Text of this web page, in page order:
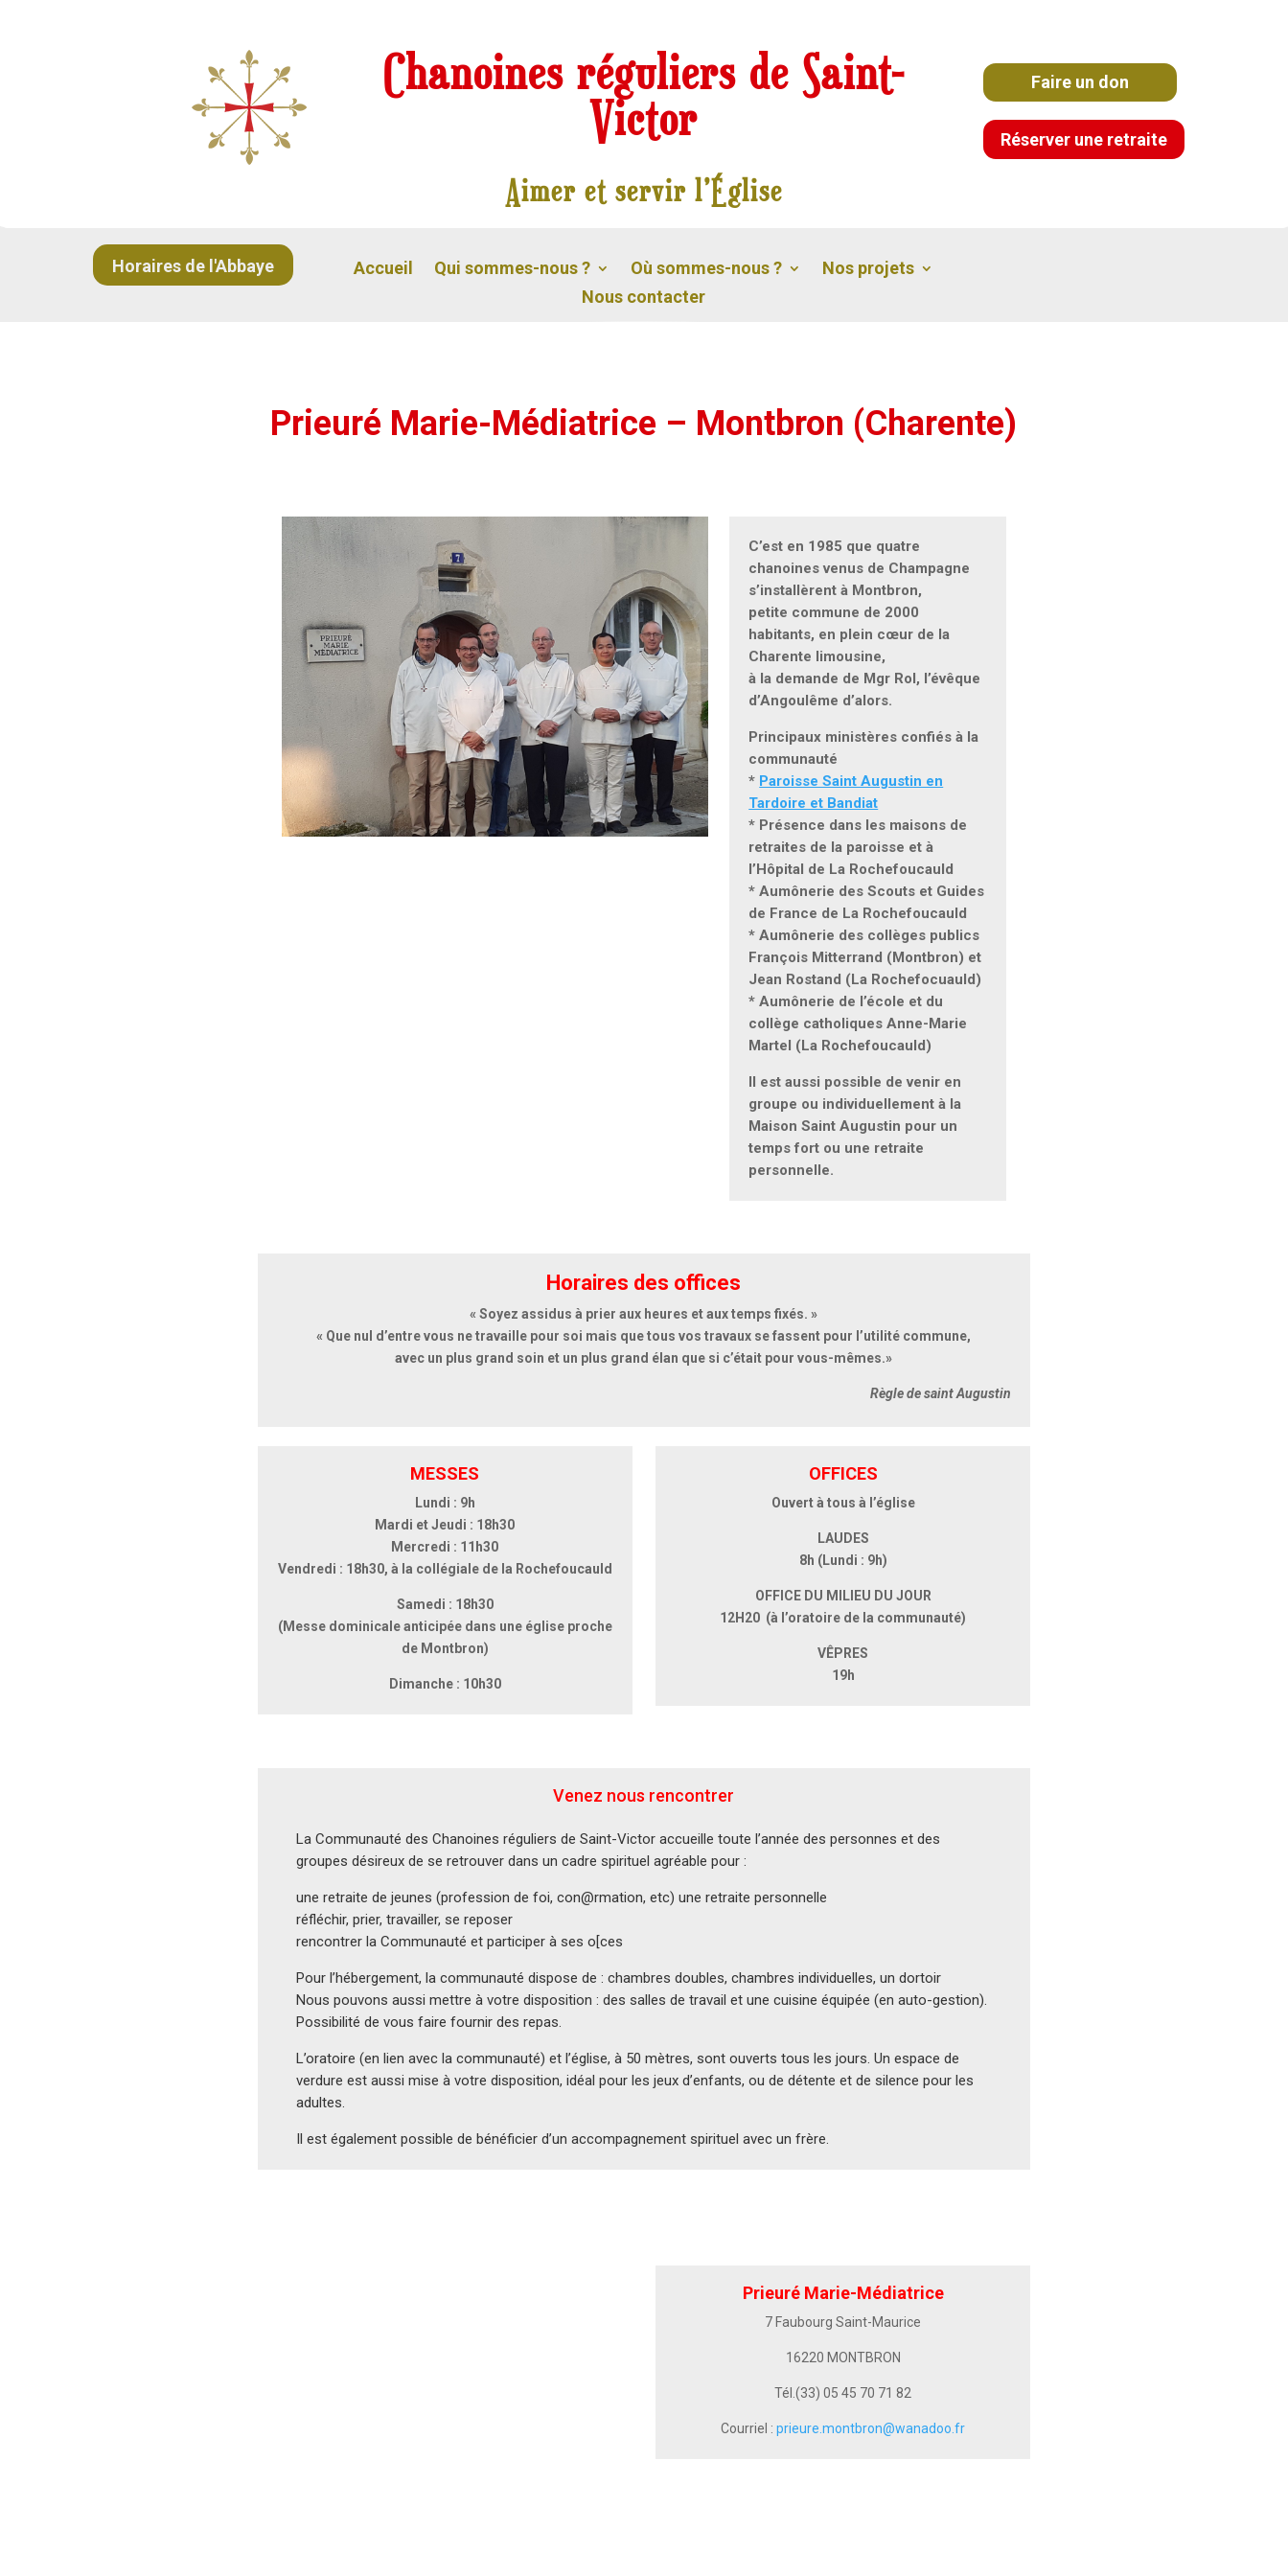
Chanoines réguliers de Saint-
Victor
Aimer et servir l’Église
Faire un don
Réserver une retraite
Horaires de l'Abbaye Accueil Qui sommes-nous ? Où sommes-nous ?
Nos projets
Nous contacter
Prieuré Marie-Médiatrice – Montbron (Charente)
C’est en 1985 que quatre
chanoines venus de Champagne
s’installèrent à Montbron,
petite commune de 2000
habitants, en plein cœur de la
Charente limousine,
à la demande de Mgr Rol, l’évêque
d’Angoulême d’alors.
Principaux ministères confiés à la
communauté
* Paroisse Saint Augustin en
Tardoire et Bandiat
* Présence dans les maisons de
retraites de la paroisse et à
l’Hôpital de La Rochefoucauld
* Aumônerie des Scouts et Guides
de France de La Rochefoucauld
* Aumônerie des collèges publics
François Mitterrand (Montbron) et
Jean Rostand (La Rochefocuauld)
* Aumônerie de l’école et du
collège catholiques Anne-Marie
Martel (La Rochefoucauld)
Il est aussi possible de venir en
groupe ou individuellement à la
Maison Saint Augustin pour un
temps fort ou une retraite
personnelle.
Horaires des offices
« Soyez assidus à prier aux heures et aux temps fixés. »
« Que nul d’entre vous ne travaille pour soi mais que tous vos travaux se fassent pour I’utilité commune,
avec un plus grand soin et un plus grand élan que si c’était pour vous-mêmes.»
Règle de saint Augustin
MESSES
Lundi : 9h
Mardi et Jeudi : 18h30
Mercredi : 11h30
Vendredi : 18h30, à la collégiale de la Rochefoucauld
Samedi : 18h30
(Messe dominicale anticipée dans une église proche
de Montbron)
Dimanche : 10h30
OFFICES
Ouvert à tous à l’église
LAUDES
8h (Lundi : 9h)
OFFICE DU MILIEU DU JOUR
12H20 (à l’oratoire de la communauté)
VÊPRES
19h
Venez nous rencontrer
La Communauté des Chanoines réguliers de Saint-Victor accueille toute l’année des personnes et des
groupes désireux de se retrouver dans un cadre spirituel agréable pour :
une retraite de jeunes (profession de foi, con@rmation, etc) une retraite personnelle
réfléchir, prier, travailler, se reposer
rencontrer la Communauté et participer à ses o[ces
Pour l’hébergement, la communauté dispose de : chambres doubles, chambres individuelles, un dortoir
Nous pouvons aussi mettre à votre disposition : des salles de travail et une cuisine équipée (en auto-gestion).
Possibilité de vous faire fournir des repas.
L’oratoire (en lien avec la communauté) et l’église, à 50 mètres, sont ouverts tous les jours. Un espace de
verdure est aussi mise à votre disposition, idéal pour les jeux d’enfants, ou de détente et de silence pour les
adultes.
Il est également possible de bénéficier d’un accompagnement spirituel avec un frère.
Prieuré Marie-Médiatrice
7 Faubourg Saint-Maurice
16220 MONTBRON
Tél.(33) 05 45 70 71 82
Courriel :prieure.montbron@wanadoo.fr